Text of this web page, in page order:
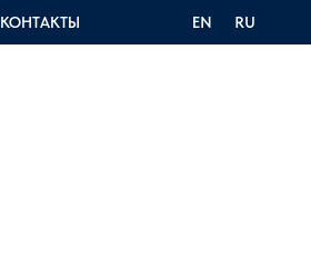
КОНТАКТЫ EN RU